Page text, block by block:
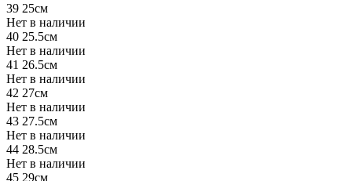
39 25см
Нет в наличии
40 25.5см
Нет в наличии
41 26.5см
Нет в наличии
42 27см
Нет в наличии
43 27.5см
Нет в наличии
44 28.5см
Нет в наличии
45 29см